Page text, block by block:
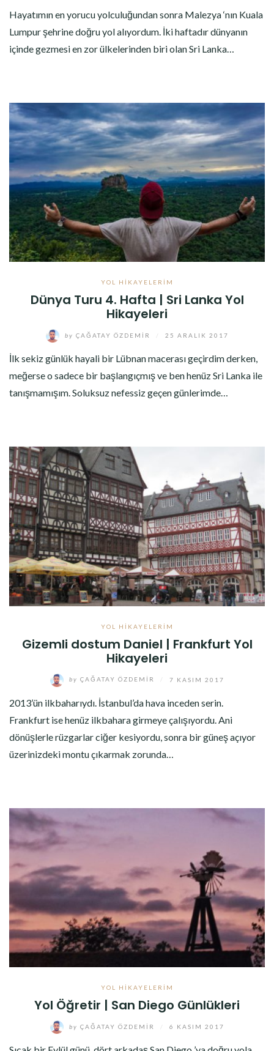
Hayatımın en yorucu yolculuğundan sonra Malezya ‘nın Kuala
Lumpur şehrine doğru yol alıyordum. İki haftadır dünyanın
içinde gezmesi en zor ülkelerinden biri olan Sri Lanka…
YOL HIKAYELERIM
Dünya Turu 4. Hafta | Sri Lanka Yol
Hikayeleri
by ÇAĞATAY ÖZDEMIR 25 ARALIK 2017
İlk sekiz günlük hayali bir Lübnan macerası geçirdim derken,
meğerse o sadece bir başlangıçmış ve ben henüz Sri Lanka ile
tanışmamışım. Soluksuz nefessiz geçen günlerimde…
YOL HIKAYELERIM
Gizemli dostum Daniel | Frankfurt Yol
Hikayeleri
by ÇAĞATAY ÖZDEMIR 7 KASIM 2017
2013’ün ilkbaharıydı. İstanbul’da hava inceden serin.
Frankfurt ise henüz ilkbahara girmeye çalışıyordu. Ani
dönüşlerle rüzgarlar ciğer kesiyordu, sonra bir güneş açıyor
üzerinizdeki montu çıkarmak zorunda…
YOL HIKAYELERIM
Yol Öğretir | San Diego Günlükleri
by ÇAĞATAY ÖZDEMIR 6 KASIM 2017